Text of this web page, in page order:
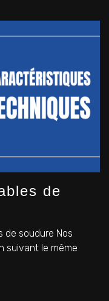
de
de soudure Nos
suivant le même